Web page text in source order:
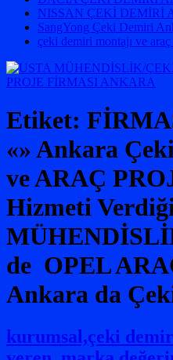
NISSAN ÇEKİ DEMİRİ
SangYong Çeki Demiri
çeki demiri montajı ve
Etiket:
«» Ankara
ve ARAÇ
Hizmeti
de OPEL
Ankara da
kurumsal,çeki